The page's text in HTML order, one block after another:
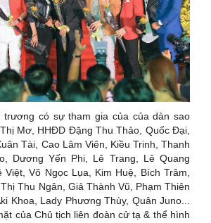
trương có sự tham gia của của dàn sao
Mơ, HHĐD Đặng Thu Thảo, Quốc Đại,
Tài, Cao Lâm Viên, Kiều Trinh, Thanh
Dương Yến Phi, Lê Trang, Lê Quang
Việt, Võ Ngọc Lụa, Kim Huệ, Bích Trâm,
Thu Ngân, Giả Thành Vũ, Phạm Thiên
Khoa, Lady Phương Thùy, Quân Juno...
của Chủ tịch liên đoàn cử tạ & thể hình